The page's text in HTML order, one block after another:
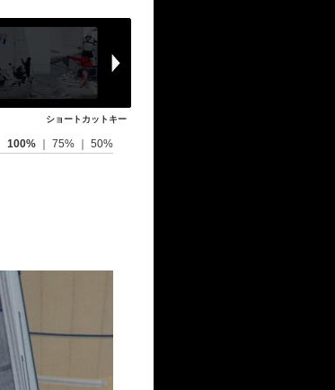
ショートカットキー
100% 75% 50%